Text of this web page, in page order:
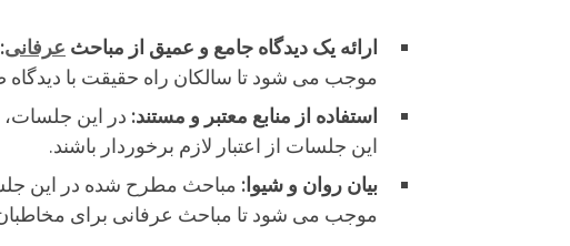
ارائه یک دیدگاه جامع و عمیق از مباحث عرفانی:
موجب می شود تا سالکان راه حقیقت با
استفاده از منابع معتبر و مستند: در این
این جلسات از اعتبار لازم برخوردار باشند.
بیان روان و شیوا: مباحث مطرح شده در این
موجب می شود تا مباحث عرفانی برای مخاطبان